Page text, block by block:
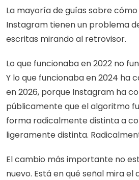
La mayoría de guías sobre
Instagram tienen un problema
escritas mirando al retrovisor.
Lo que funcionaba en 2022 no
Y lo que funcionaba en 2024 ha
en 2026, porque Instagram ha
públicamente que el algoritmo
forma radicalmente distinta a
ligeramente distinta.
El cambio más importante no
nuevo. Está en qué señal mira